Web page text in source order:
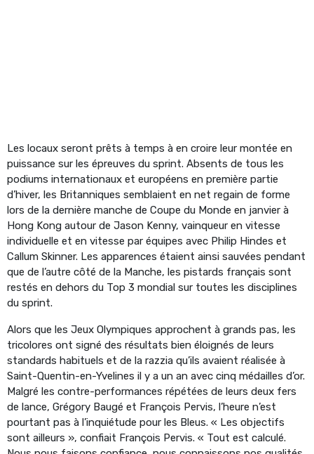
Les locaux seront prêts à temps à en croire leur montée en
puissance sur les épreuves du sprint. Absents de tous les
podiums internationaux et européens en première partie
d’hiver, les Britanniques semblaient en net regain de forme
lors de la dernière manche de Coupe du Monde en janvier à
Hong Kong autour de Jason Kenny, vainqueur en vitesse
individuelle et en vitesse par équipes avec Philip Hindes et
Callum Skinner. Les apparences étaient ainsi sauvées pendant
que de l’autre côté de la Manche, les pistards français sont
restés en dehors du Top 3 mondial sur toutes les disciplines
du sprint.
Alors que les Jeux Olympiques approchent à grands pas, les
tricolores ont signé des résultats bien éloignés de leurs
standards habituels et de la razzia qu’ils avaient réalisée à
Saint-Quentin-en-Yvelines il y a un an avec cinq médailles d’or.
Malgré les contre-performances répétées de leurs deux fers
de lance, Grégory Baugé et François Pervis, l’heure n’est
pourtant pas à l’inquiétude pour les Bleus. « Les objectifs
sont ailleurs », confiait François Pervis. « Tout est calculé.